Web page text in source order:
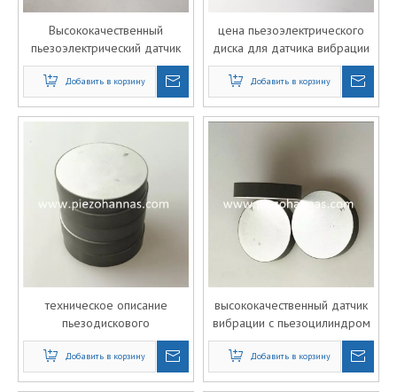
Высококачественный
пьезоэлектрический датчик
вибрации диска Arduino
Пьезоэлектрические
керамические кристаллы
Добавить в корзину
цена пьезоэлектрического
диска для датчика вибрации
Добавить в корзину
техническое описание
пьезодискового
преобразователя для
датчика вибрации
Добавить в корзину
высококачественный датчик
вибрации с пьезоцилиндром
Добавить в корзину